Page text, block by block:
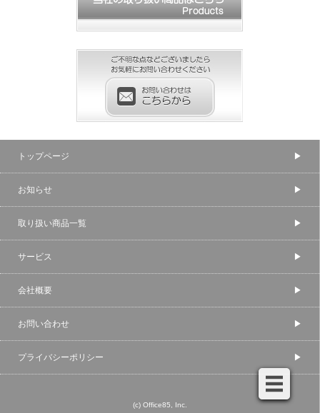
トップページ
お知らせ
取り扱い商品一覧
サービス
会社概要
お問い合わせ
プライバシーポリシー
(c) Office85, Inc.